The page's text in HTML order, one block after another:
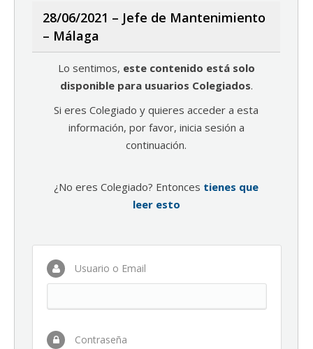
28/06/2021 – Jefe de Mantenimiento
– Málaga
Lo sentimos, este contenido está solo
disponible para usuarios Colegiados.
Si eres Colegiado y quieres acceder a esta
información, por favor, inicia sesión a
continuación.
¿No eres Colegiado? Entonces tienes que
leer esto
Usuario o Email
Contraseña